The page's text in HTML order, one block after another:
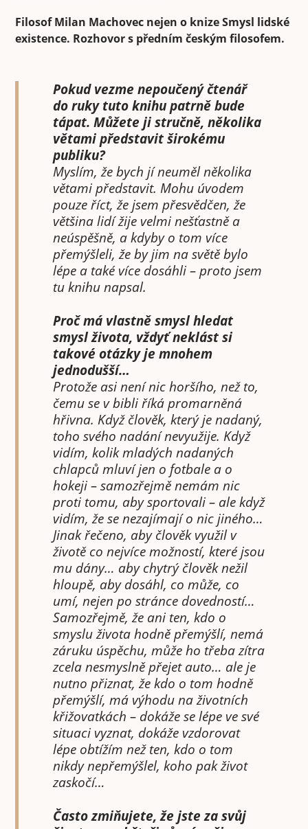
Filosof Milan Machovec nejen o knize Smysl lidské
existence. Rozhovor s předním českým filosofem.
Pokud vezme nepoučený čtenář
do ruky tuto knihu patrně bude
tápat.Můžete ji stručně, několika
větami představit širokému
publiku?
Myslím, že bych jí neuměl několika
větami představit. Mohu úvodem
pouze říct, že jsem přesvědčen, že
většina lidí žije velmi nešťastně a
neúspěšně, a kdyby o tom více
přemýšleli, že by jim na světě bylo
lépe a také více dosáhli – proto jsem
tu knihu napsal.
Proč má vlastně smysl hledat
smysl života, vždyť neklást si
takové otázky je mnohem
jednodušší…
Protože asi není nic horšího, než to,
čemu se v bibli říká promarněná
hřivna. Když člověk, který je nadaný,
toho svého nadání nevyužije. Když
vidím, kolik mladých nadaných
chlapců mluví jen o fotbale a o
hokeji – samozřejmě nemám nic
proti tomu, aby sportovali – ale když
vidím, že se nezajímají o nic jiného…
Jinak řečeno, aby člověk využil v
životě co nejvíce možností, které jsou
mu dány… aby chytrý člověk nežil
hloupě, aby dosáhl, co může, co
umí, nejen po stránce dovedností…
Samozřejmě, že ani ten, kdo o
smyslu života hodně přemýšlí, nemá
záruku úspěchu, může ho třeba zítra
zcela nesmyslně přejet auto… ale je
nutno přiznat, že kdo o tom hodně
přemýšlí, má výhodu na životních
křižovatkách – dokáže se lépe ve své
situaci vyznat, dokáže vzdorovat
lépe obtížím než ten, kdo o tom
nikdy nepřemýšlel, koho pak život
zaskočí…
Často zmiňujete, že jste za svůj